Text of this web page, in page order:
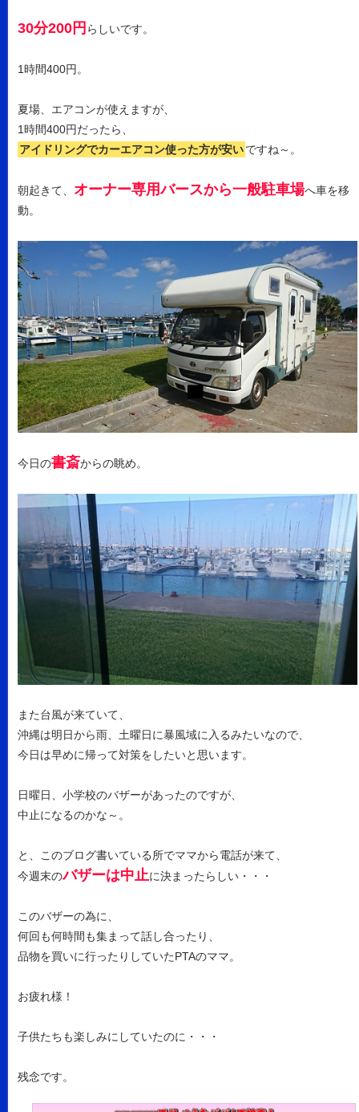
30分200円 らしいです。
1時間400円。
夏場、エアコンが使えますが、
1時間400円だったら、
アイドリングでカーエアコン使った方が安い ですね～。
朝起きて、 オーナー専用バースから一般駐車場へ車を移
動。
今日の書斎からの眺め。
また台風が来ていて、
沖縄は明日から雨、土曜日に暴風域に入るみたいなので、
今日は早めに帰って対策をしたいと思います。
日曜日、小学校のバザーがあったのですが、
中止になるのかな～。
と、このブログ書いている所でママから電話が来て、
今週末のバザーは中止に決まったらしい・・・
このバザーの為に、
何回も何時間も集まって話し合ったり、
品物を買いに行ったりしていたPTAのママ。
お疲れ様！
子供たちも楽しみにしていたのに・・・
残念です。